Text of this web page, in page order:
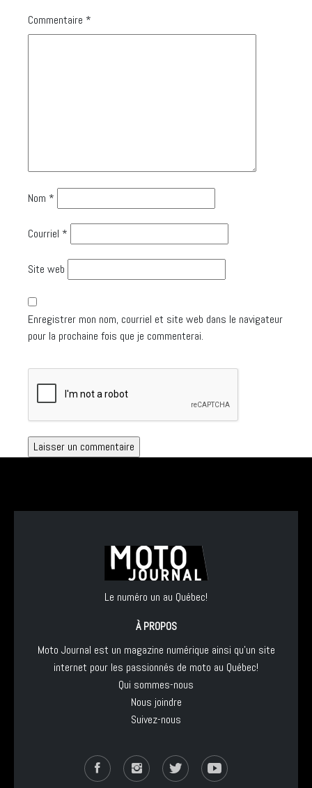
Commentaire *
Nom *
Courriel *
Site web
Enregistrer mon nom, courriel et site web dans le navigateur
pour la prochaine fois que je commenterai.
Le numéro un au Québec!
À PROPOS
Moto Journal est un magazine numérique ainsi qu'un site
internet pour les passionnés de moto au Québec!
Qui sommes-nous
Nous joindre
Suivez-nous